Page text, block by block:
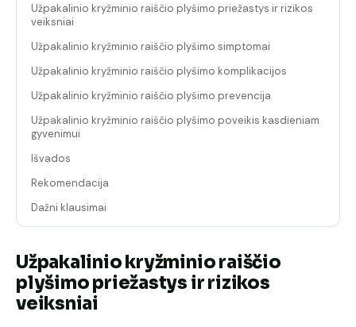
Užpakalinio kryžminio raiščio plyšimo priežastys ir rizikos
veiksniai
Užpakalinio kryžminio raiščio plyšimo simptomai
Užpakalinio kryžminio raiščio plyšimo komplikacijos
Užpakalinio kryžminio raiščio plyšimo prevencija
Užpakalinio kryžminio raiščio plyšimo poveikis kasdieniam
gyvenimui
Išvados
Rekomendacija
Dažni klausimai
Užpakalinio kryžminio raiščio
plyšimo priežastys ir rizikos
veiksniai